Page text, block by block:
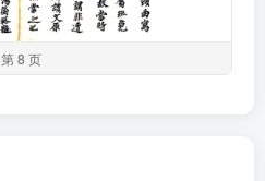
第 8 页